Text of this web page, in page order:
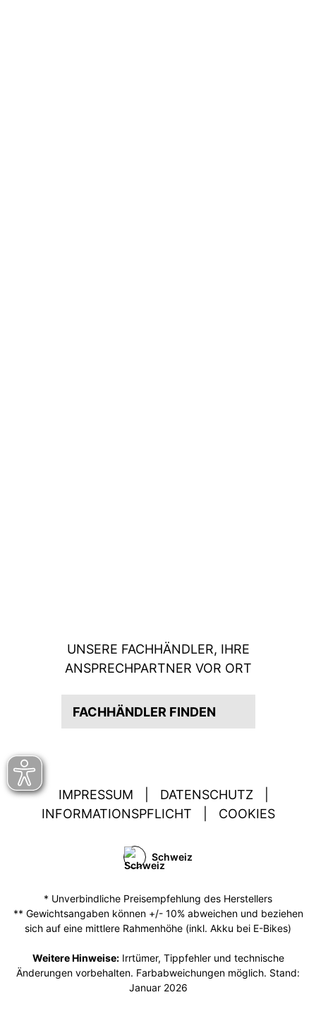
UNSERE FACHHÄNDLER, IHRE
ANSPRECHPARTNER VOR ORT
FACHHÄNDLER FINDEN
IMPRESSUM DATENSCHUTZ
INFORMATIONSPFLICHT
COOKIES
Schweiz
* Unverbindliche Preisempfehlung des Herstellers
** Gewichtsangaben können +/- 10% abweichen und beziehen
sich auf eine mittlere Rahmenhöhe (inkl. Akku bei E-Bikes)
Weitere Hinweise:Irrtümer, Tippfehler und technische
Änderungen vorbehalten. Farbabweichungen möglich. Stand:
Januar 2026